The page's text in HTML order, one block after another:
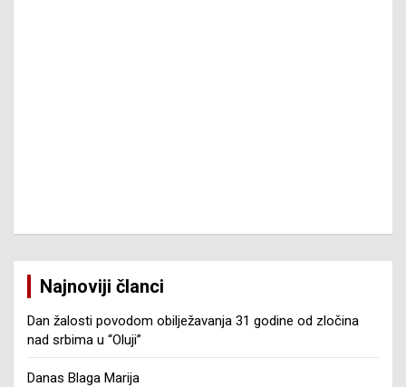
Najnoviji članci
Dan žalosti povodom obilježavanja 31 godine od zločina
nad srbima u “Oluji”
Danas Blaga Marija